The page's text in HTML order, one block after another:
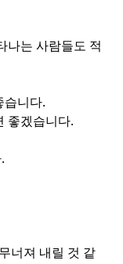
나는 사람들도 적
습니다.
좋겠습니다.
너져 내릴 것 같